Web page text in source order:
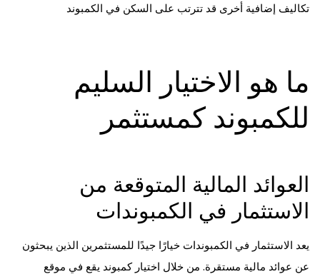
تكاليف إضافية أخرى قد تترتب على السكن في الكمبوند
ما هو الاختيار السليم
للكمبوند كمستثمر
العوائد المالية المتوقعة من
الاستثمار في الكمبوندات
يعد الاستثمار في الكمبوندات خيارًا جيدًا للمستثمرين الذين يبحثون
عن عوائد مالية مستقرة. من خلال اختيار كمبوند يقع في موقع